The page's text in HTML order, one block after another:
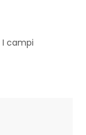
I campi